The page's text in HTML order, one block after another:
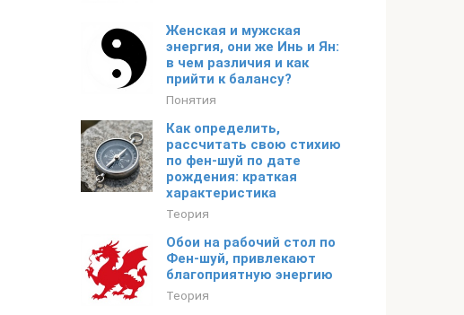
Женская и мужская
энергия, они же Инь и Ян:
в чем различия и как
прийти к балансу?
Понятия
Как определить,
рассчитать свою стихию
по фен-шуй по дате
рождения: краткая
характеристика
Теория
Обои на рабочий стол по
Фен-шуй, привлекают
благоприятную энергию
Теория